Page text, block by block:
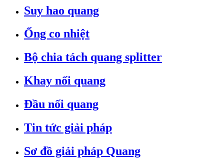
Suy hao quang
Ống co nhiệt
Bộ chia tách quang splitter
Khay nối quang
Đầu nối quang
Tin tức giải pháp
Sơ đồ giải pháp Quang